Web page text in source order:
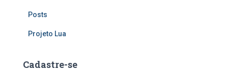
Posts
Projeto Lua
Cadastre-se